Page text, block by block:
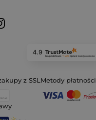
4.9
Na podstawie 11 926opiniiz całego okresu
z SSL Metody płatności